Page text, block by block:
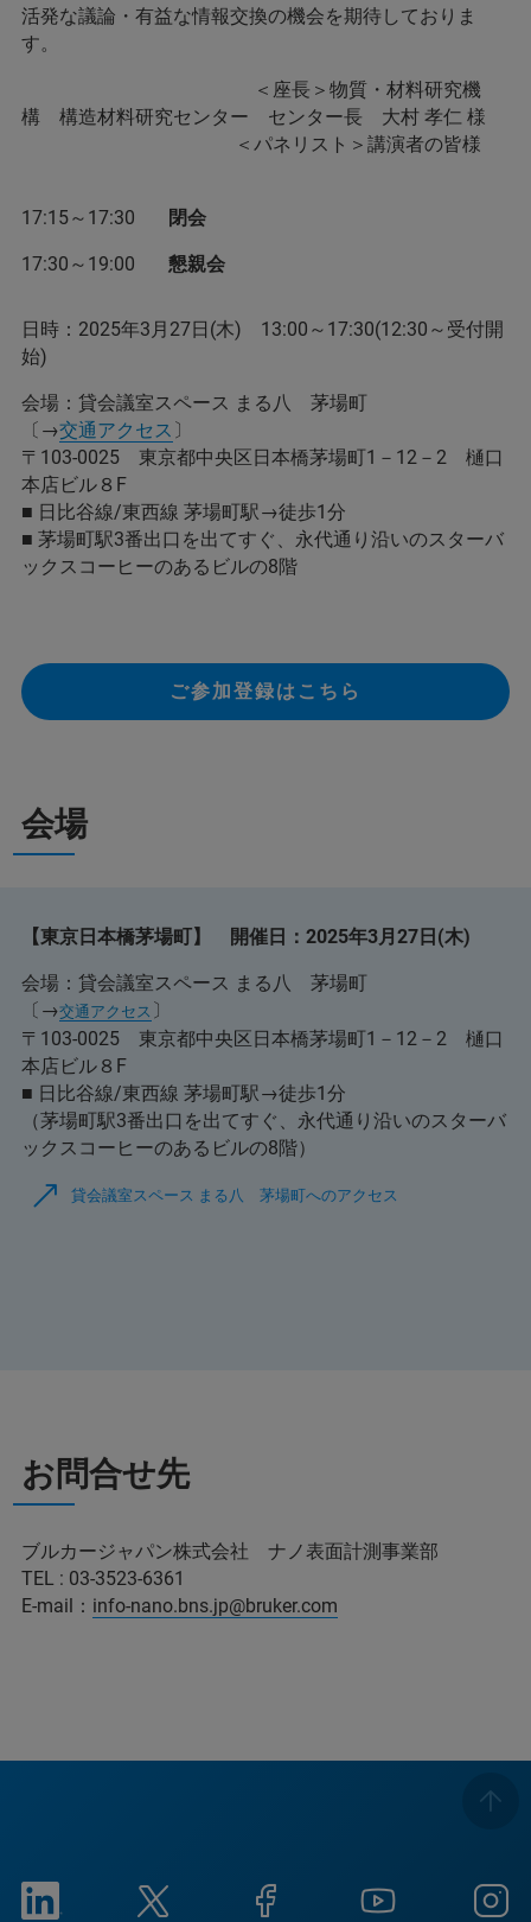
活発な議論・有益な情報交換の機会を期待しておりま
す。
＜座長＞物質・材料研究機
構 構造材料研究センター センター長 大村 孝仁 様
＜パネリスト＞講演者の皆様
17:15～17:30 閉会
17:30～19:00 懇親会
日時：2025年3月27日(木) 13:00～17:30(12:30～受付開
始)
会場：貸会議室スペース まる八 茅場町
〔→交通アクセス 〕
〒103-0025 東京都中央区日本橋茅場町1－12－2 樋口
本店ビル８F
■ 日比谷線/東西線 茅場町駅→徒歩1分
■ 茅場町駅3番出口を出てすぐ、永代通り沿いのスターバ
ックスコーヒーのあるビルの8階
ご参加登録はこちら
会場
【東京日本橋茅場町】 開催日：2025年3月27日(木)
会場：貸会議室スペース まる八 茅場町
〔→交通アクセス 〕
〒103-0025 東京都中央区日本橋茅場町1－12－2 樋口
本店ビル８F
■ 日比谷線/東西線 茅場町駅→徒歩1分
（茅場町駅3番出口を出てすぐ、永代通り沿いのスターバ
ックスコーヒーのあるビルの8階）
貸会議室スペース まる八 茅場町へのアクセス
お問合せ先
ブルカージャパン株式会社 ナノ表面計測事業部
TEL : 03-3523-6361
E-mail： info-nano.bns.jp@bruker.com